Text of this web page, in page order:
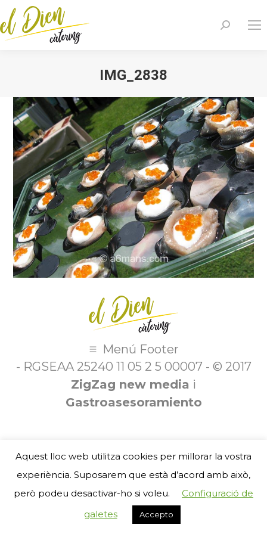
Search:
IMG_2838
You are here:
Menú Footer
- RGSEAA 25240 11 05 2 5 00007 - © 2017
ZigZag new media i
Gastroasesoramiento
Aquest lloc web utilitza cookies per millorar la vostra
experiència. Suposarem que està d’acord amb això,
però podeu desactivar-ho si voleu.
Configuració de
galetes
Accepto